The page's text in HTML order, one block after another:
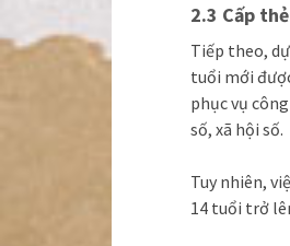
2.3 Cấp
Tiếp theo,
tuổi mới
phục vụ
số, xã hội số.
Tuy nhiên,
14 tuổi trở